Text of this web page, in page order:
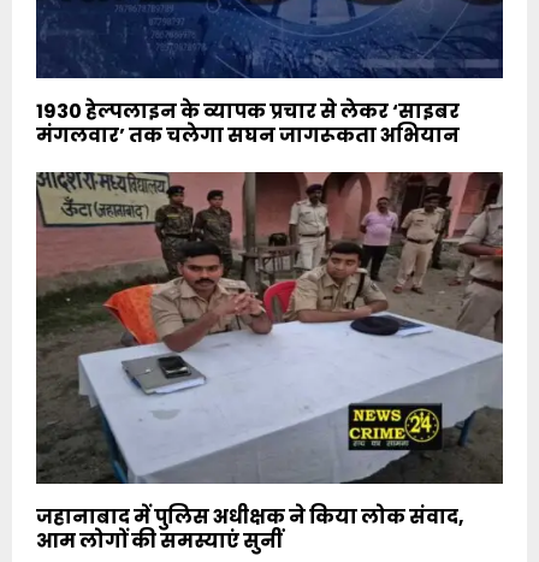
1930 हेल्पलाइन के व्यापक प्रचार से लेकर ‘साइबर
मंगलवार’ तक चलेगा सघन जागरूकता अभियान
जहानाबाद में पुलिस अधीक्षक ने किया लोक संवाद,
आम लोगों की समस्याएं सुनीं